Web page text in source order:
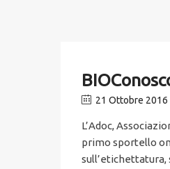
21 Ottobre 2016
L’Adoc,
primo sportello